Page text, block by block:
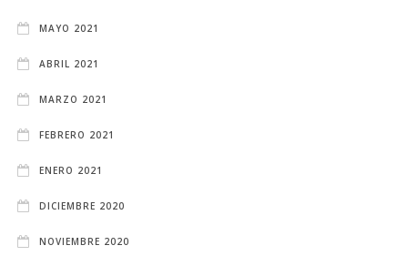
MAYO 2021
ABRIL 2021
MARZO 2021
FEBRERO 2021
ENERO 2021
DICIEMBRE 2020
NOVIEMBRE 2020